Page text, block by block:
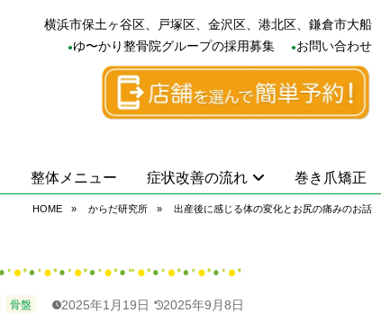
横浜市保土ヶ谷区、戸塚区、金沢区、港北区、鎌倉市大船
ゆ〜かり整骨院グループの採用募集
お問い合わせ
整体メニュー 症状改善の流れ 巻き爪矯正
HOME からだ研究所 出産後に感じる体の変化とお尻の痛みのお話
骨盤 2025年1月19日 2025年9月8日